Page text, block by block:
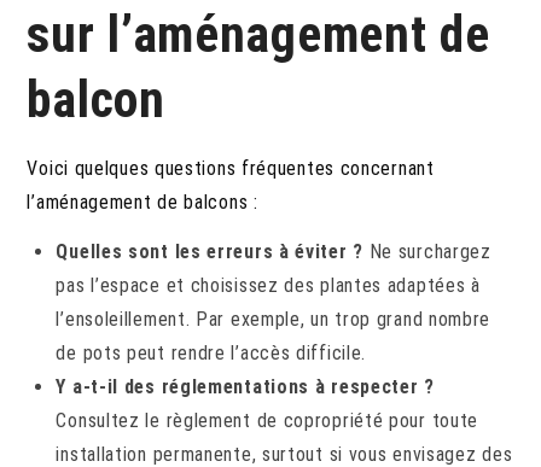
sur l’aménagement de
balcon
Voici quelques questions fréquentes concernant
l’aménagement de balcons :
Quelles sont les erreurs à éviter ? Ne surchargez
pas l’espace et choisissez des plantes adaptées à
l’ensoleillement. Par exemple, un trop grand nombre
de pots peut rendre l’accès difficile.
Y a-t-il des réglementations à respecter ?
Consultez le règlement de copropriété pour toute
installation permanente, surtout si vous envisagez des